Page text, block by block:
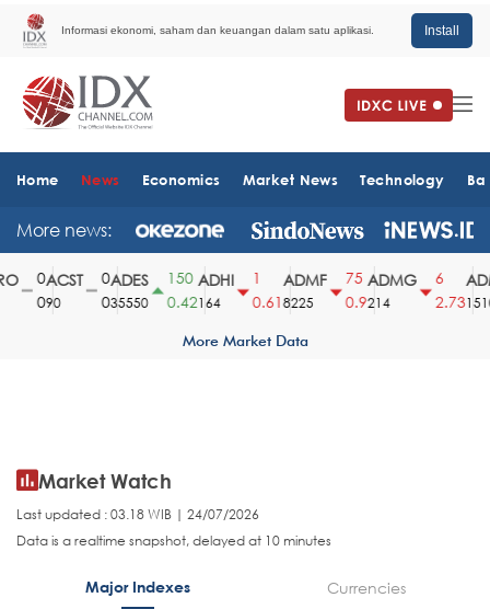
Informasi ekonomi, saham dan keuangan dalam satu aplikasi. Install
Home News Economics Market News Technology
More news:
ACST
90
ADES
35550
150
0.42
ADHI
164
0.61
ADMF
8225
75
0.9
ADMG
214
2.731510
More Market Data
Market Watch
Last updated : 03.18 WIB | 24/07/2026
Data is a realtime snapshot, delayed at 10 minutes
Major Indexes Currencies